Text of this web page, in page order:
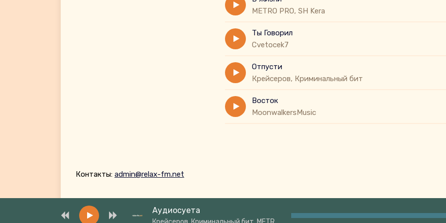
METRO PRO, SH Kera
Ты Говорил
Cvetocek7
Отпусти
Крейсеров, Криминальный бит
Восток
MoonwalkersMusic
Контакты: admin@relax-fm.net
Аудиосуета